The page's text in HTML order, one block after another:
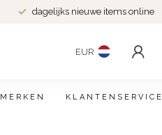
dagelijks nieuwe items online
EUR
MERKEN KLANTENSERVICE